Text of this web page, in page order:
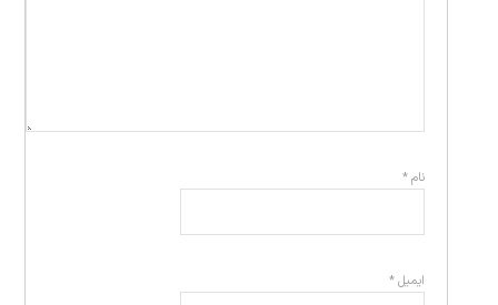
نام*
ایمیل*